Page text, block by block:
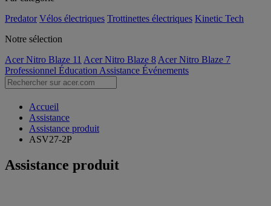
Predator Vélos électriques Trottinettes électriques Kinetic Tech
Notre sélection
Acer Nitro Blaze 11 Acer Nitro Blaze 8 Acer Nitro Blaze 7
Professionnel Éducation Assistance Événements
Accueil
Assistance
Assistance produit
ASV27-2P
Assistance produit